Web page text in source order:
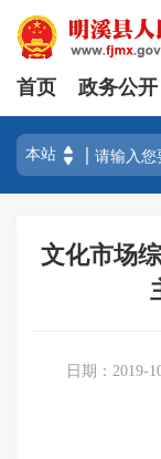
首页 政务公开
文化市场
日期：2019-